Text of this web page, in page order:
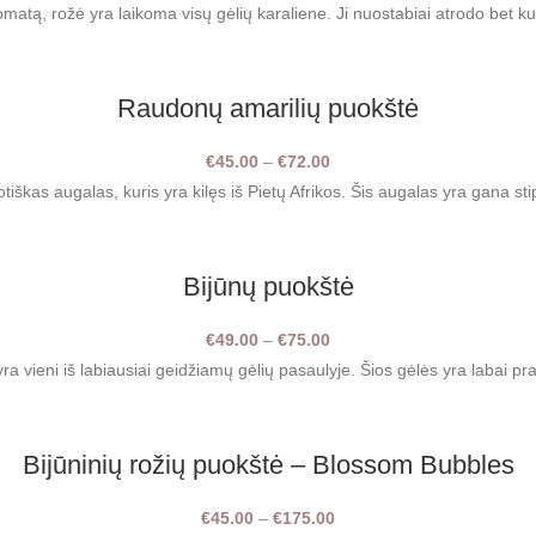
rožė yra laikoma visų gėlių karaliene. Ji nuostabiai atrodo bet
Raudonų amarilių puokštė
€45.00 – €72.00
augalas, kuris yra kilęs iš Pietų Afrikos. Šis augalas yra gana
Bijūnų puokštė
€49.00 – €75.00
vieni iš labiausiai geidžiamų gėlių pasaulyje. Šios gėlės yra labai
Bijūninių rožių puokštė – Blossom Bubbles
€45.00 – €175.00